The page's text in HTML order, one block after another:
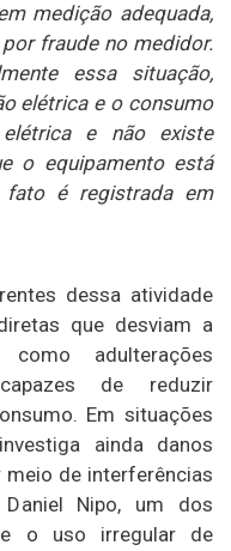
medição adequada,
fraude no medidor.
essa situação,
elétrica e o consumo
e não existe
o equipamento está
fato é registrada em
dessa atividade
que desviam a
adulterações
de reduzir
Em situações
ainda danos
de interferências
Daniel Nipo, um dos
o uso irregular de